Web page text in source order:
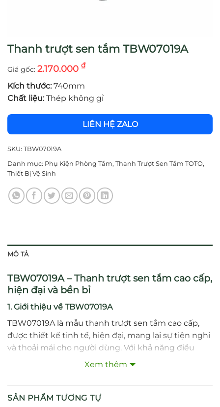
Thanh trượt sen tắm TBW07019A
2.170.000 ₫
Kích thước: 740mm
Chất liệu: Thép không gỉ
LIÊN HỆ ZALO
SKU: TBW07019A
Danh mục: Phụ Kiện Phòng Tắm, Thanh Trượt Sen Tắm TOTO,
Thiết Bị Vệ Sinh
MÔ TẢ
TBW07019A – Thanh trượt sen tắm cao cấp,
hiện đại và bền bỉ
1. Giới thiệu về TBW07019A
TBW07019A là mẫu thanh trượt sen tắm cao cấp,
được thiết kế tinh tế, hiện đại, mang lại sự tiện nghi
và thoải mái cho người dùng. Với khả năng điều
chỉnh linh hoạt vị trí tay sen, sản phẩm phù hợp với
tính thẩm mỹ cho không gian phòng tắm.
Xem thêm
SẢN PHẨM TƯƠNG TỰ